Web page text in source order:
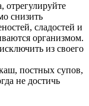
отрегулируйте
снизить
сладостей и
организмом.
из своего
постных супов,
не достичь